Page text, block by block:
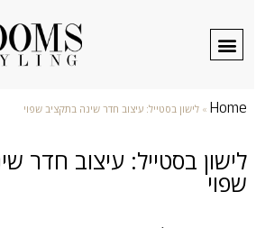
Home
» לישון בסטייל: עיצוב חדר שינה בתקציב שפוי
לישון בסטייל: עיצוב חדר
שפוי